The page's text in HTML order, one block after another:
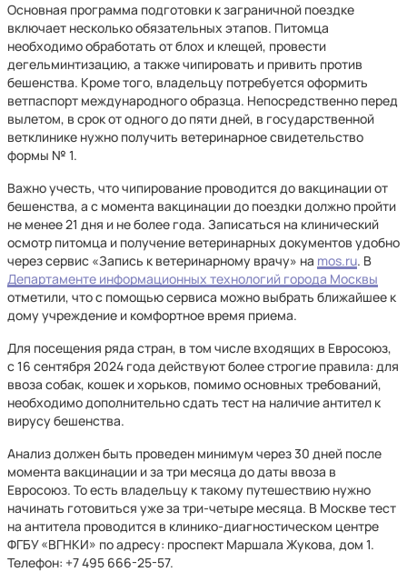
Основная программа подготовки к заграничной поездке
включает несколько обязательных этапов. Питомца
необходимо обработать от блох и клещей, провести
дегельминтизацию, а также чипировать и привить против
бешенства. Кроме того, владельцу потребуется оформить
ветпаспорт международного образца. Непосредственно перед
вылетом, в срок от одного до пяти дней, в государственной
ветклинике нужно получить ветеринарное свидетельство
формы № 1.
Важно учесть, что чипирование проводится до вакцинации от
бешенства, а с момента вакцинации до поездки должно пройти
не менее 21 дня и не более года. Записаться на клинический
осмотр питомца и получение ветеринарных документов удобно
через сервис «Запись к ветеринарному врачу» на mos.ru. В
Департаменте информационных технологий города Москвы
отметили, что с помощью сервиса можно выбрать ближайшее к
дому учреждение и комфортное время приема.
Для посещения ряда стран, в том числе входящих в Евросоюз,
с 16 сентября 2024 года действуют более строгие правила: для
ввоза собак, кошек и хорьков, помимо основных требований,
необходимо дополнительно сдать тест на наличие антител к
вирусу бешенства.
Анализ должен быть проведен минимум через 30 дней после
момента вакцинации и за три месяца до даты ввоза в
Евросоюз. То есть владельцу к такому путешествию нужно
начинать готовиться уже за три-четыре месяца. В Москве тест
на антитела проводится в клинико-диагностическом центре
ФГБУ «ВГНКИ» по адресу: проспект Маршала Жукова, дом 1.
Телефон: +7 495 666-25-57.